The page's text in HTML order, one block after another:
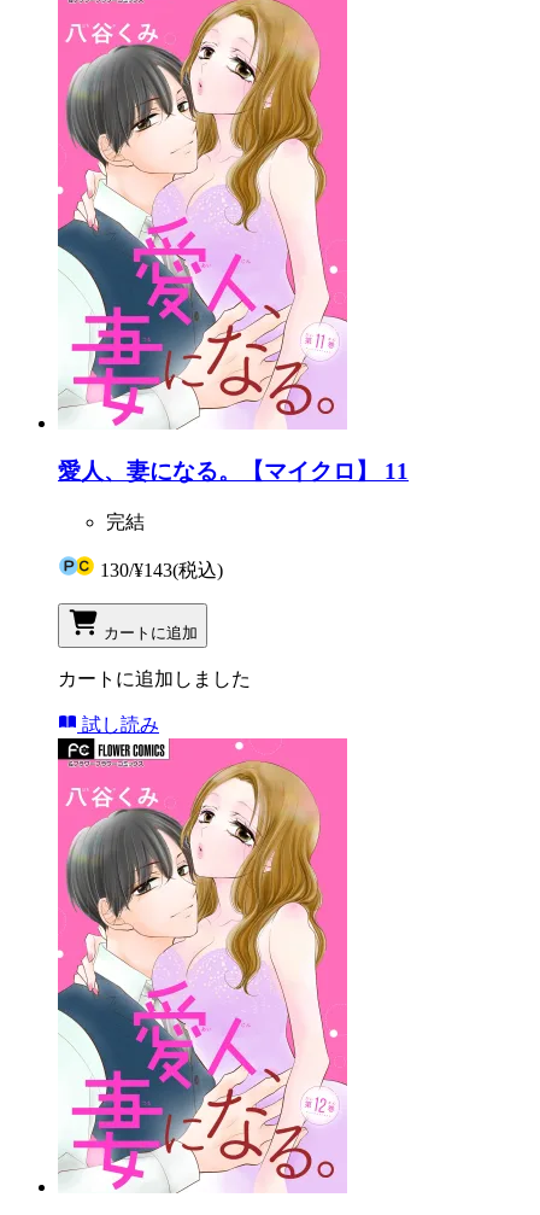
愛人、妻になる。【マイクロ】 11
完結
130/¥143(税込)
カートに追加
カートに追加しました
試し読み